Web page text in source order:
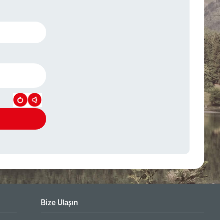
Bize Ulaşın